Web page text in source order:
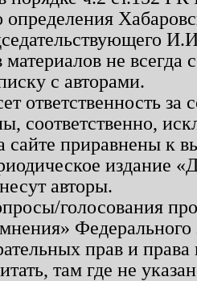
определения
не
с авторами.
ответственность
соответственно,
сайте приравнены к
издание
авторы.
голосования
прав и
там где не